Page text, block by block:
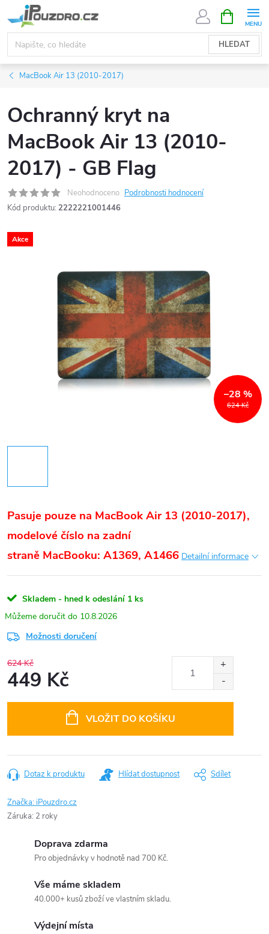
na
obsah
HLEDAT
NÁKUPNÍ
KOŠÍK
MacBook Air 13 (2010-2017)
Ochranný kryt na
MacBook Air 13 (2010-
2017) - GB Flag
Neohodnoceno Podrobnosti hodnocení
Kód produktu: 2222221001446
Akce
624 Kč
–28 %
Pasuje pouze na MacBook Air 13 (2010-2017),
modelové číslo na zadní
straně MacBooku: A1369, A1466 Detailní informace
Skladem - hned k odeslání 1 ks
10.8.2026
Možnosti doručení
624 Kč
449 Kč
VLOŽIT DO KOŠÍKU
Dotaz k produktu Hlídat dostupnost Sdílet
Značka:iPouzdro.cz
Záruka: 2 roky
Doprava zdarma
Pro objednávky v hodnotě nad 700 Kč.
Vše máme skladem
40.000+ kusů zboží ve vlastním skladu.
Výdejní místa